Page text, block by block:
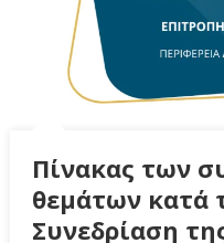
Πίνακας των
θεμάτων κατά
Συνεδρίαση